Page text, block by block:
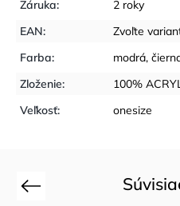
Záruka:
2 roky
EAN:
Zvoľte
Farba: modrá,
Zloženie:
100%
Veľkosť: onesize
Previous